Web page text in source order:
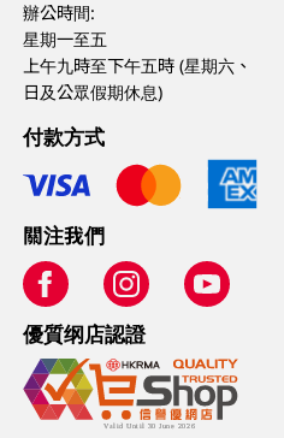
辦公時間:
星期一至五
上午九時至下午五時 (星期六、
日及公眾假期休息)
付款方式
關注我們
優質纲店認證